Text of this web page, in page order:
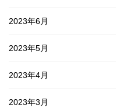
2023年6月
2023年5月
2023年4月
2023年3月